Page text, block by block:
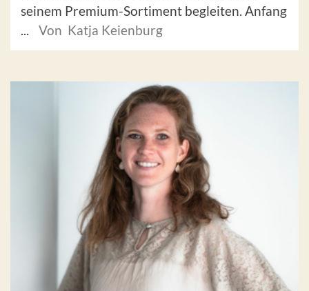
seinem Premium-Sortiment begleiten. Anfang
...
Von Katja Keienburg